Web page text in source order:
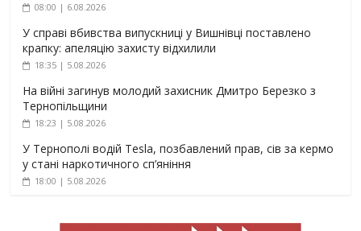
08:00 | 6.08.2026
У справі вбивства випускниці у Вишнівці поставлено
крапку: апеляцію захисту відхилили
18:35 | 5.08.2026
На війні загинув молодий захисник Дмитро Березко з
Тернопільщини
18:23 | 5.08.2026
У Тернополі водій Tesla, позбавлений прав, сів за кермо
у стані наркотичного сп’яніння
18:00 | 5.08.2026